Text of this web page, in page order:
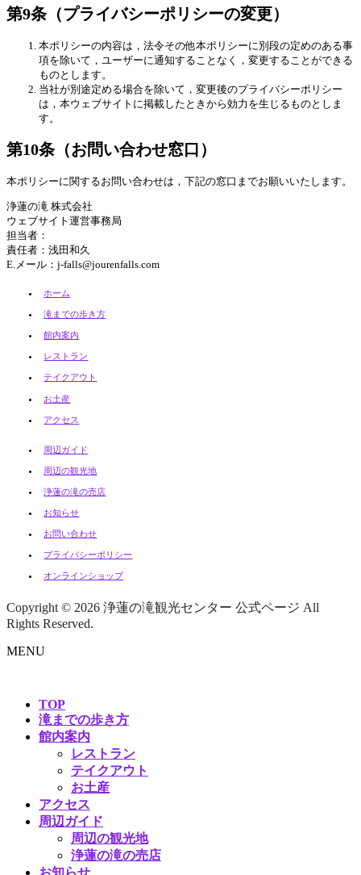
第9条（プライバシーポリシーの変更）
本ポリシーの内容は，法令その他本ポリシーに別段の定めのある事
項を除いて，ユーザーに通知することなく，変更することができる
ものとします。
当社が別途定める場合を除いて，変更後のプライバシーポリシー
は，本ウェブサイトに掲載したときから効力を生じるものとしま
す。
第10条（お問い合わせ窓口）
本ポリシーに関するお問い合わせは，下記の窓口までお願いいたします。
浄蓮の滝 株式会社
ウェブサイト運営事務局
担当者：
責任者：浅田和久
E.メール：j-falls@jourenfalls.com
ホーム
滝までの歩き方
館内案内
レストラン
テイクアウト
お土産
アクセス
周辺ガイド
周辺の観光地
浄蓮の滝の売店
お知らせ
お問い合わせ
プライバシーポリシー
オンラインショップ
Copyright © 浄蓮の滝観光センター 公式ページ All Rights
Reserved.
MENU
TOP
滝までの歩き方
館内案内
レストラン
テイクアウト
お土産
アクセス
周辺ガイド
周辺の観光地
浄蓮の滝の売店
お知らせ